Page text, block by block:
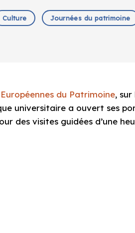
Culture Journées du patrimoine
du Patrimoine,
universitaire a ouvert ses
des visites guidées d’une